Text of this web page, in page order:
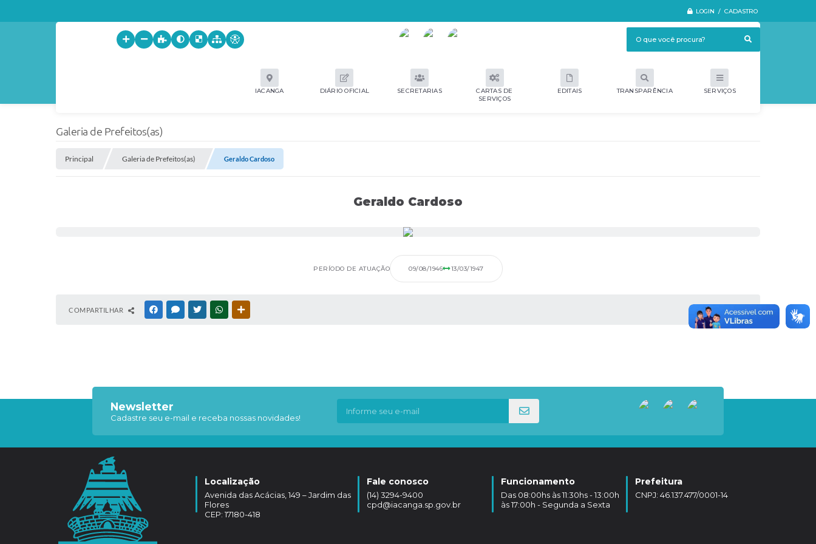
LOGIN / CADASTRO
IACANGA DIÁRIO OFICIAL SECRETARIAS
CARTAS DE
SERVIÇOS
EDITAIS TRANSPARÊNCIA SERVIÇOS
Galeria de Prefeitos(as)
Principal Galeria de Prefeitos(as) Geraldo Cardoso
Geraldo Cardoso
PERÍODO DE ATUAÇÃO 09/08/1946 13/03/1947
COMPARTILHAR FACEBOOKMESSENGER
TWITTERWHATSAPP
Newsletter
Cadastre seu e-mail e receba nossas novidades!
Localização
Avenida das Acácias, 149 – Jardim das
Flores
CEP: 17180-418
Fale conosco
(14) 3294-9400
cpd@iacanga.sp.gov.br
Funcionamento
Das 08:00hs às 11:30hs - 13:00h
às 17:00h - Segunda a Sexta
Prefeitura
CNPJ: 46.137.477/0001-14